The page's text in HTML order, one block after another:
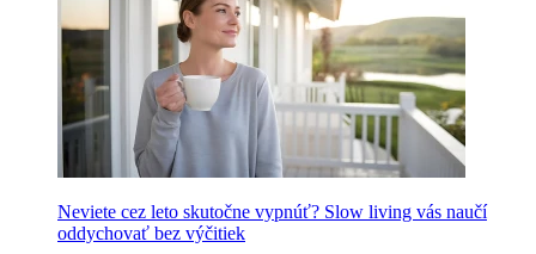
Neviete cez leto skutočne vypnúť? Slow living vás naučí
oddychovať bez výčitiek